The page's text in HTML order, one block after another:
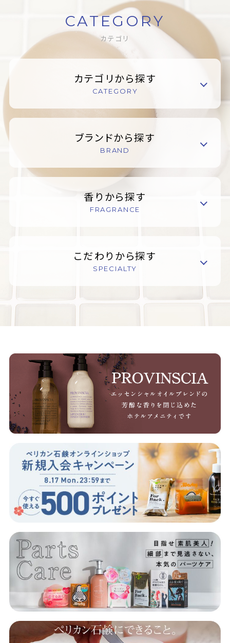
CATEGORY
カテゴリ
カテゴリから探す
CATEGORY
ブランドから探す
BRAND
香りから探す
FRAGRANCE
こだわりから探す
SPECIALTY